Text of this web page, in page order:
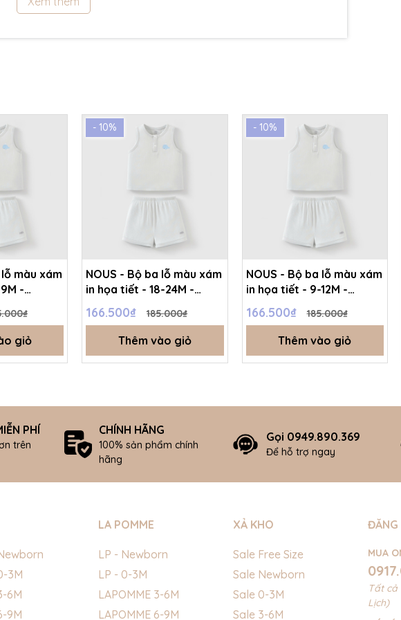
màu xám
-
giỏ
- 10%
NOUS - Bộ ba lỗ màu xám
in họa tiết - 18-24M -
166.500₫ 185.000₫
Thêm vào giỏ
- 10%
NOUS - Bộ ba lỗ màu xám
in họa tiết - 9-12M -
166.500₫ 185.000₫
Thêm vào giỏ
PHÍ
trên
CHÍNH HÃNG
100% sản phẩm chính
hãng
Gọi 0949.890.369
Để hỗ trợ ngay
3M
6M
9M
LA POMME
LP - Newborn
LP - 0-3M
LAPOMME 3-6M
LAPOMME 6-9M
XẢ KHO
Sale Free Size
Sale Newborn
Sale 0-3M
Sale 3-6M
ĐĂNG
MUA
Tất
Lịch)